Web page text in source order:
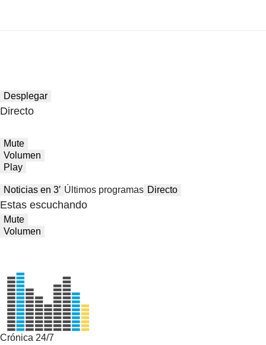
Desplegar
Directo
Mute
Volumen
Play
Noticias en 3′ Últimos programas Directo
Estas escuchando
Mute
Volumen
Crónica 24/7